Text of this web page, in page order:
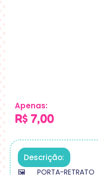
Apenas:
R$ 7,00
Descrição:
🖼️ PORTA-RETRATO